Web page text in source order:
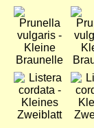
Bild Bild
Bild Bild